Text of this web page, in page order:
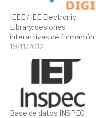
IEEE / IEE Electronic
Library: sesiones
interactivas de formación
19/11/2012
Base de datos INSPEC